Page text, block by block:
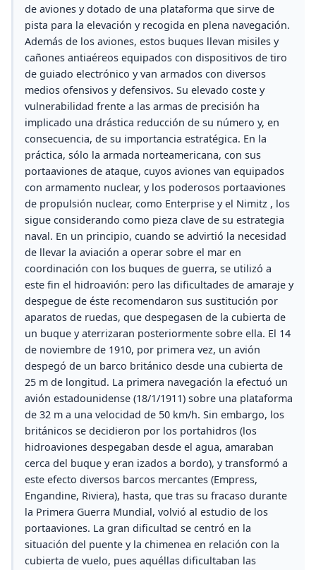
de aviones y dotado de una plataforma que sirve de
pista para la elevación y recogida en plena navegación.
Además de los aviones, estos buques llevan misiles y
cañones antiaéreos equipados con dispositivos de tiro
de guiado electrónico y van armados con diversos
medios ofensivos y defensivos. Su elevado coste y
vulnerabilidad frente a las armas de precisión ha
implicado una drástica reducción de su número y, en
consecuencia, de su importancia estratégica. En la
práctica, sólo la armada norteamericana, con sus
portaaviones de ataque, cuyos aviones van equipados
con armamento nuclear, y los poderosos portaaviones
de propulsión nuclear, como Enterprise y el Nimitz , los
sigue considerando como pieza clave de su estrategia
naval. En un principio, cuando se advirtió la necesidad
de llevar la aviación a operar sobre el mar en
coordinación con los buques de guerra, se utilizó a
este fin el hidroavión: pero las dificultades de amaraje y
despegue de éste recomendaron sus sustitución por
aparatos de ruedas, que despegasen de la cubierta de
un buque y aterrizaran posteriormente sobre ella. El 14
de noviembre de 1910, por primera vez, un avión
despegó de un barco británico desde una cubierta de
25 m de longitud. La primera navegación la efectuó un
avión estadounidense (18/1/1911) sobre una plataforma
de 32 m a una velocidad de 50 km/h. Sin embargo, los
británicos se decidieron por los portahidros (los
hidroaviones despegaban desde el agua, amaraban
cerca del buque y eran izados a bordo), y transformó a
este efecto diversos barcos mercantes (Empress,
Engandine, Riviera), hasta, que tras su fracaso durante
la Primera Guerra Mundial, volvió al estudio de los
portaaviones. La gran dificultad se centró en la
situación del puente y la chimenea en relación con la
cubierta de vuelo, pues aquéllas dificultaban las